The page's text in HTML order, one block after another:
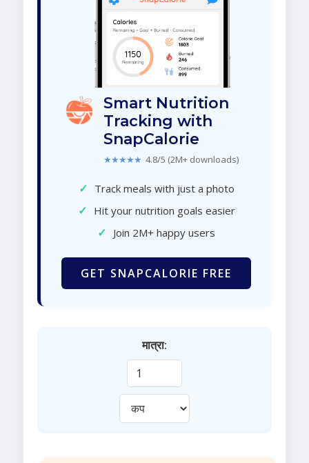
Smart Nutrition
Tracking with
SnapCalorie
★★★★★ 4.8/5 (2M+ downloads)
✓ Track meals with just a photo
✓ Hit your nutrition goals easier
✓ Join 2M+ happy users
GET SNAPCALORIE FREE
मात्रा: